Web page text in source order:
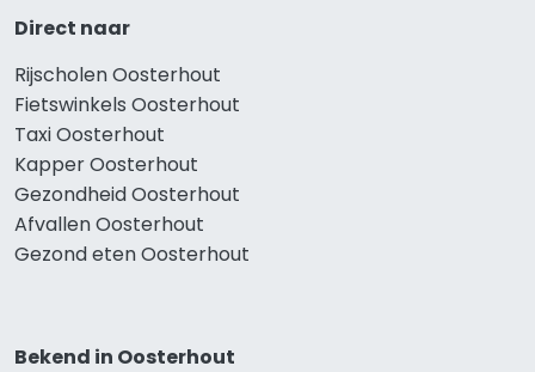
Direct naar
Rijscholen Oosterhout
Fietswinkels Oosterhout
Taxi Oosterhout
Kapper Oosterhout
Gezondheid Oosterhout
Afvallen Oosterhout
Gezond eten Oosterhout
Bekend in Oosterhout